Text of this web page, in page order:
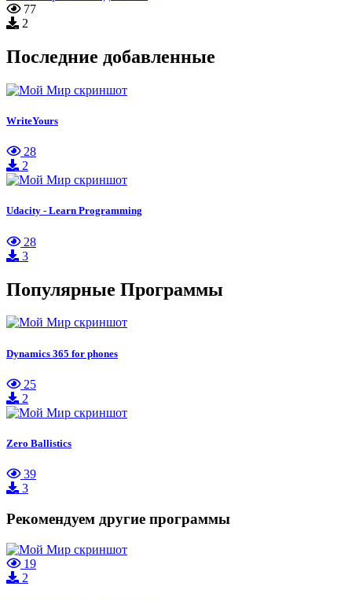
77
2
Последние добавленные
WriteYours
28
2
Udacity - Learn Programming
28
3
Популярные Программы
Dynamics 365 for phones
25
2
Zero Ballistics
39
3
Рекомендуем другие программы
19
2